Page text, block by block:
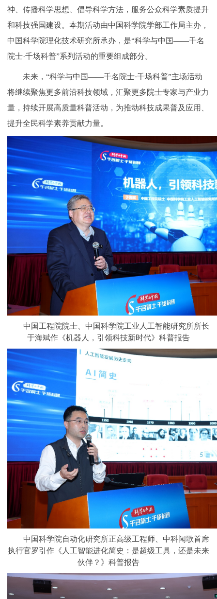
神、传播科学思想、倡导科学方法，服务公众科学素质提升
和科技强国建设。本期活动由中国科学院学部工作局主办，
中国科学院理化技术研究所承办，是“科学与中国——千名
院士·千场科普”系列活动的重要组成部分。
未来，“科学与中国——千名院士·千场科普”主场活动
将继续聚焦更多前沿科技领域，汇聚更多院士专家与产业力
量，持续开展高质量科普活动，为推动科技成果普及应用、
提升全民科学素养贡献力量。
中国工程院院士、中国科学院工业人工智能研究所所长
于海斌作《机器人，引领科技新时代》科普报告
中国科学院自动化研究所正高级工程师、中科闻歌首席
执行官罗引作《人工智能进化简史：是超级工具，还是未来
伙伴？》科普报告